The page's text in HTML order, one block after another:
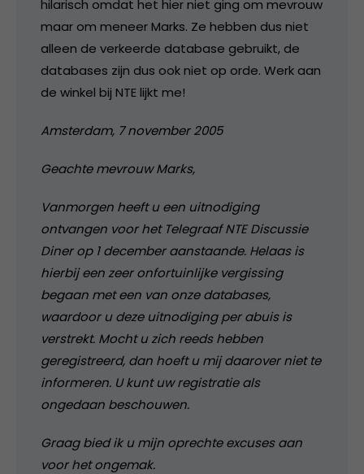
hilarisch omdat het hier niet ging om mevrouw
maar om meneer Marks. Ze hebben dus niet
alleen de verkeerde database gebruikt, de
databases zijn dus ook niet op orde. Werk aan
de winkel bij NTE lijkt me!
Amsterdam, 7 november 2005
Geachte mevrouw Marks,
Vanmorgen heeft u een uitnodiging
ontvangen voor het Telegraaf NTE Discussie
Diner op 1 december aanstaande. Helaas is
hierbij een zeer onfortuinlijke vergissing
begaan met een van onze databases,
waardoor u deze uitnodiging per abuis is
verstrekt. Mocht u zich reeds hebben
geregistreerd, dan hoeft u mij daarover niet te
informeren. U kunt uw registratie als
ongedaan beschouwen.
Graag bied ik u mijn oprechte excuses aan
voor het ongemak.